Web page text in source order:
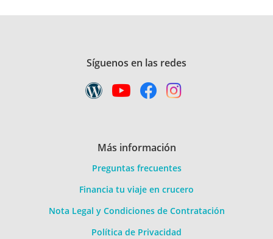
Síguenos en las redes
Más información
Preguntas frecuentes
Financia tu viaje en crucero
Nota Legal y Condiciones de Contratación
Política de Privacidad